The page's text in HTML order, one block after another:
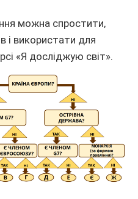
можна спростити,
і використати для
«Я досліджую світ».